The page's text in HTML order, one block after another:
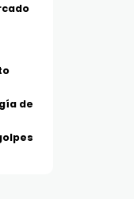
se suma a los Días
de Mercado Libre
descuentos
de